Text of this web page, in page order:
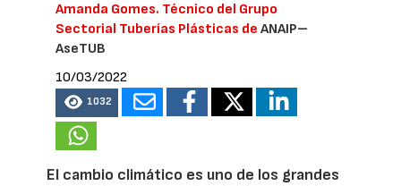
Amanda Gomes. Técnico del Grupo
Sectorial Tuberías Plásticas de ANAIP–
AseTUB
10/03/2022
1032
El cambio climático es uno de los grandes